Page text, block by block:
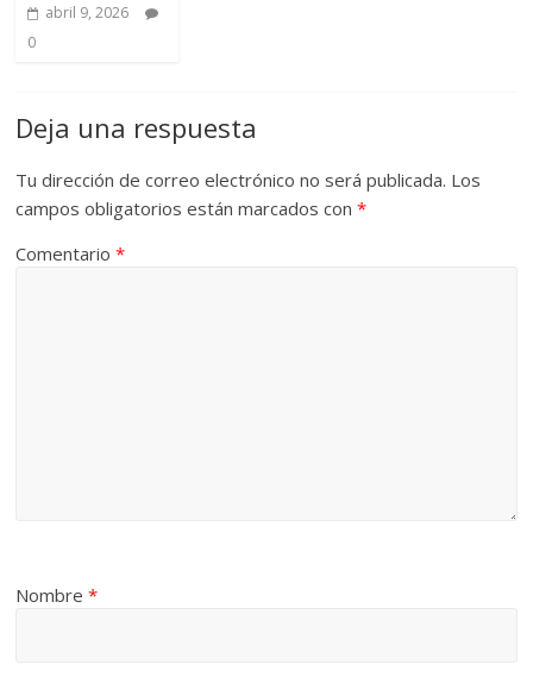
abril 9, 2026
0
Deja una respuesta
Tu dirección de correo electrónico no será publicada. Los
campos obligatorios están marcados con*
Comentario*
Nombre*